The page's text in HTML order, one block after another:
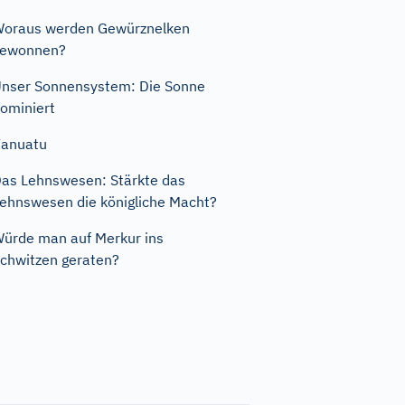
werden Gewürznelken
Sonnensystem: Die Sonne
Lehnswesen: Stärkte das
die königliche Macht?
man auf Merkur ins
geraten?